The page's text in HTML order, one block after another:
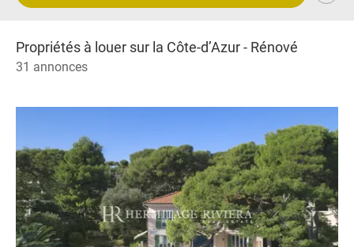
Propriétés à louer sur la Côte-d’Azur - Rénové
31 annonces